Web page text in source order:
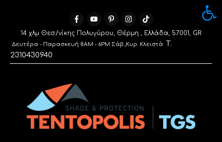
14 χλμ Θεσ/νίκης Πολυγύρου, Θέρμη , Ελλάδα, 57001, GR
Δευτέρα - Παρασκευή 8AM - 6PM Σάβ.,Κυρ. Κλειστά Τ.
2310430940